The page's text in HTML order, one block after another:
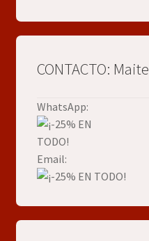
CONTACTO: Maite
WhatsApp:
Email: